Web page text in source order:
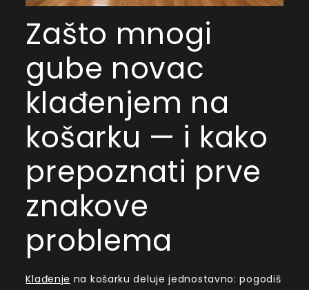
Zašto mnogi
gube novac
klađenjem na
košarku — i kako
prepoznati prve
znakove
problema
Klađenje na košarku deluje jednostavno: pogodiš